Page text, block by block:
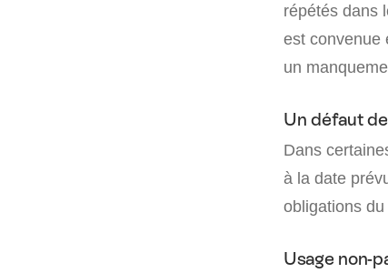
répétés dans
est convenue
un
Un défaut
Dans
à la date
obligations
Usage non-